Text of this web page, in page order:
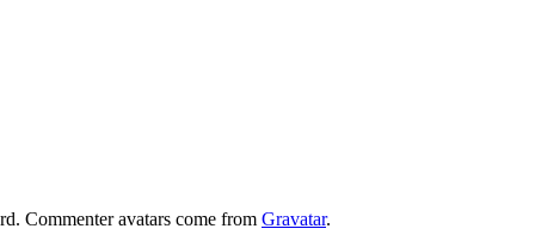
Commenter avatars come from Gravatar.